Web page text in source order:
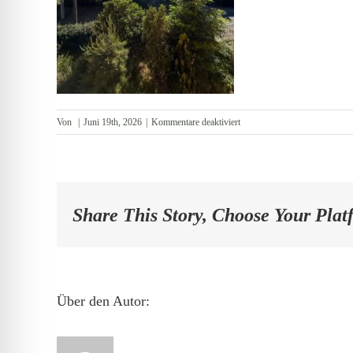
Von | Juni 19th, 2026 | Kommentare deaktiviertfür
Ausblick
Share This Story, Choose Your
Über den Autor: